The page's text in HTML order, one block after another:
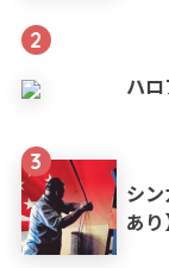
2
ハ
3
シ
あり